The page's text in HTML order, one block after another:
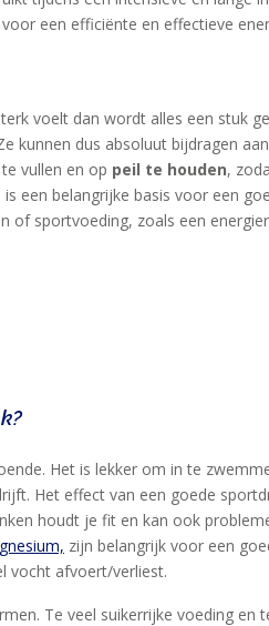
een efficiënte en effectieve
voelt dan wordt alles een stuk
kunnen dus absoluut bijdragen
vullen en op peil te houden,
een belangrijke basis voor een
of sportvoeding, zoals een
Het is lekker om in te
Het effect van een goede
houdt je fit en kan ook
zijn belangrijk voor een
vocht afvoert/verliest.
Te veel suikerrijke voeding en